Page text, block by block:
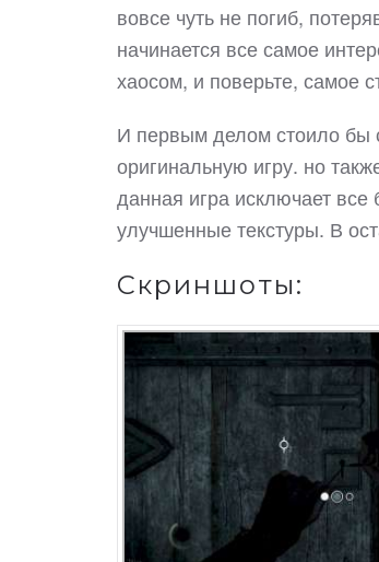
вовсе чуть не погиб,
начинается все самое
хаосом, и поверьте, самое
И первым делом стоило бы
оригинальную игру. но
данная игра исключает
улучшенные текстуры. В
Скриншоты: